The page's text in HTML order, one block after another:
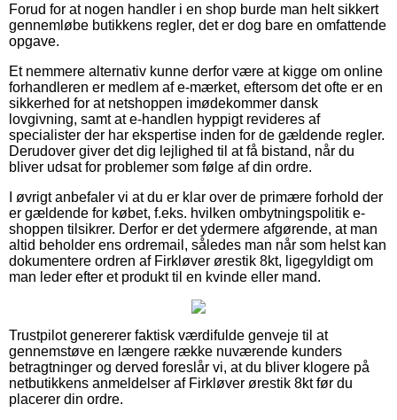
Forud for at nogen handler i en shop burde man helt sikkert
gennemløbe butikkens regler, det er dog bare en omfattende
opgave.
Et nemmere alternativ kunne derfor være at kigge om online
forhandleren er medlem af e-mærket, eftersom det ofte er en
sikkerhed for at netshoppen imødekommer dansk
lovgivning, samt at e-handlen hyppigt revideres af
specialister der har ekspertise inden for de gældende regler.
Derudover giver det dig lejlighed til at få bistand, når du
bliver udsat for problemer som følge af din ordre.
I øvrigt anbefaler vi at du er klar over de primære forhold der
er gældende for købet, f.eks. hvilken ombytningspolitik e-
shoppen tilsikrer. Derfor er det ydermere afgørende, at man
altid beholder ens ordremail, således man når som helst kan
dokumentere ordren af Firkløver ørestik 8kt, ligegyldigt om
man leder efter et produkt til en kvinde eller mand.
Trustpilot genererer faktisk værdifulde genveje til at
gennemstøve en længere række nuværende kunders
betragtninger og derved foreslår vi, at du bliver klogere på
netbutikkens anmeldelser af Firkløver ørestik 8kt før du
placerer din ordre.